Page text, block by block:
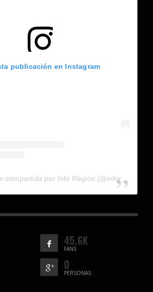
publicación en Instagram
45.6K
FANS
0
PERSONAS